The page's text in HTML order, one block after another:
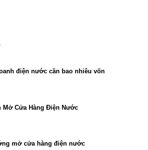
điện nước cần bao nhiêu vốn
Mở Cửa Hàng Điện Nước
mở cửa hàng điện nước